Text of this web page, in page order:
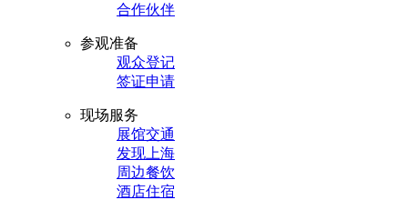
合作伙伴
参观准备
观众登记
签证申请
现场服务
展馆交通
发现上海
周边餐饮
酒店住宿